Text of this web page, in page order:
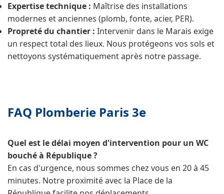
Expertise technique : Maîtrise des installations
modernes et anciennes (plomb, fonte, acier, PER).
Propreté du chantier : Intervenir dans le Marais exige
un respect total des lieux. Nous protégeons vos sols et
nettoyons systématiquement après notre passage.
FAQ Plomberie Paris 3e
Quel est le délai moyen d'intervention pour un WC
bouché à République ?
En cas d'urgence, nous sommes chez vous en 20 à 45
minutes. Notre proximité avec la Place de la